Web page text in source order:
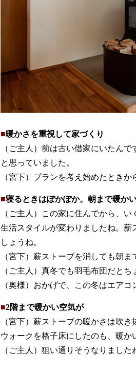
■暖かさを重視して家づくり
（ご主人）前は古い借家にいたん
と思っていました。
（宮下）プランを考え始めたとき
■寝るときはぽかぽか。朝まで暖か
（ご主人）この家に住んでから、
生活スタイルが変わりましたね。
しょうね。
（宮下）薪ストーブを消しても朝ま
（ご主人）真冬でも羽毛布団だとち
（奥様）おかげで、この冬はエアコ
■2階まで暖かい空気が
（宮下）薪ストーブの暖かさは吹
ウォークを格子床にしたのも、暖か
（ご主人）狙い通りそうなりました